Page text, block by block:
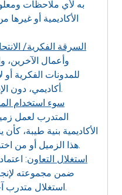
به لأي ملاحظات
الأكاديمية أو
السرقة الفكرية/
وأعمال الآخرين،
للمدونات الفكرية
أكاديمي، دون الإشارة إليها باعتبارها مرجعًا.
سوء استخدام
المتدرب لعمل
الأكاديمية بنية طيبة،
هذا الزميل أو من اختبار قديم، دون إعلامه بذلك.
استغلال التعاون:
ضمن مجموعته
استغلال متدرب آخر لإنجاز الواجبات الفردية.